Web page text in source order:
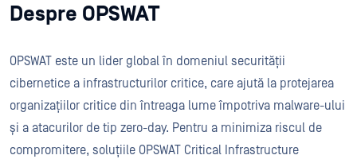
Despre OPSWAT
OPSWAT este un lider global în domeniul securității
cibernetice a infrastructurilor critice, care ajută la protejarea
organizațiilor critice din întreaga lume împotriva malware-ului
și a atacurilor de tip zero-day. Pentru a minimiza riscul de
compromitere, soluțiile OPSWAT Critical Infrastructure